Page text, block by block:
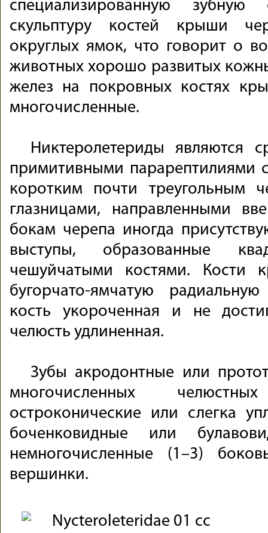
специализированную
скульптуру костей крыши
округлых ямок, что говорит о
животных хорошо развитых
желез на покровных костях
многочисленные.
Никтеролетериды являются
примитивными парарептилиями
коротким почти треугольным
глазницами, направленными
бокам черепа иногда
выступы, образованные
чешуйчатыми костями. Кости
бугорчато-ямчатую
кость укороченная и не
челюсть удлиненная.
Зубы акродонтные или
многочисленных
остроконические или слегка
боченковидные или
немногочисленные (1–3)
вершинки.